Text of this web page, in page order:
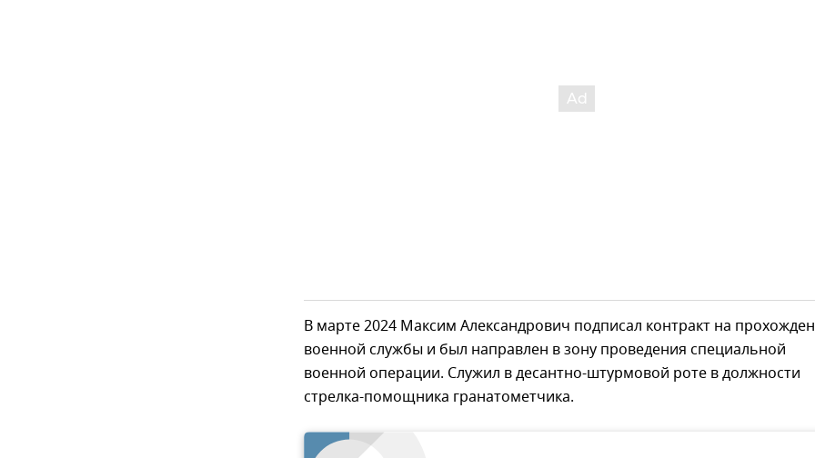
В марте 2024 Максим Александрович подписал контракт на
военной службы и был направлен в зону проведения специальной
военной операции. Служил в десантно-штурмовой роте в должности
стрелка-помощника гранатометчика.